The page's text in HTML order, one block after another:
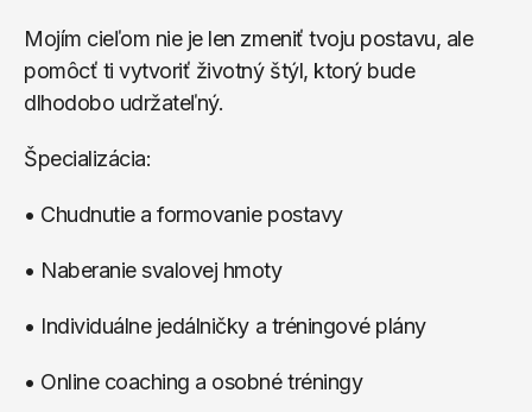
Mojím cieľom nie je len zmeniť tvoju postavu, ale
pomôcť ti vytvoriť životný štýl, ktorý bude
dlhodobo udržateľný.
Špecializácia:
• Chudnutie a formovanie postavy
• Naberanie svalovej hmoty
• Individuálne jedálničky a tréningové plány
• Online coaching a osobné tréningy